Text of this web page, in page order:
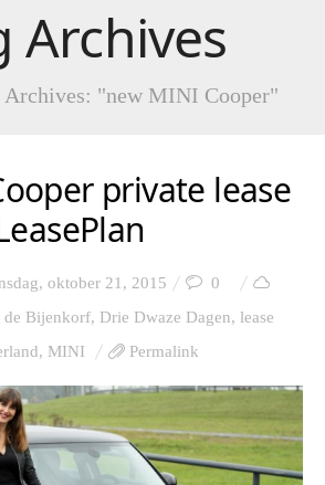
Archives
Archives: "new MINI Cooper"
private lease
oktober 21, 2015
0
de Bijenkorf, Drie Dwaze Dagen, lease
, MINI Permalink